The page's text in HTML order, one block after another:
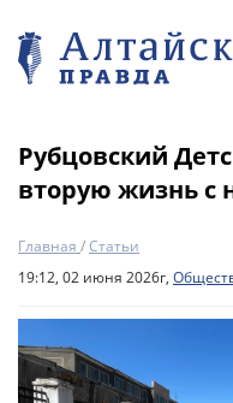
Рубцовский
вторую жизнь с
Главная /Статьи
19:12, 02 июня 2026г,